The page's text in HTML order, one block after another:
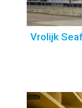
Vrolijk